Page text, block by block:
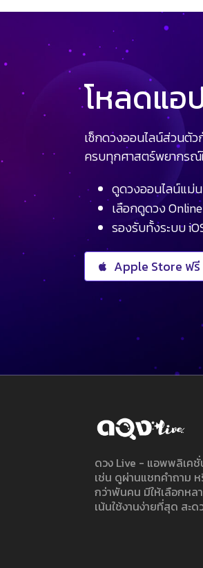
โหลดแอ
เช็กดวงออนไลน์ส่วนตั
ครบทุกศาสตร์พยากรณ์
ดูดวงออนไลน์แม่
เลือกดูดวง
รองรับทั้งระบบ
Apple Store ฟรี
ดวง Live - แอพพลิเค
เช่น ดูผ่านแชทคำถาม
กว่าพันคน มีให้เลือกห
เน้นใช้งานง่ายที่สุด สะ